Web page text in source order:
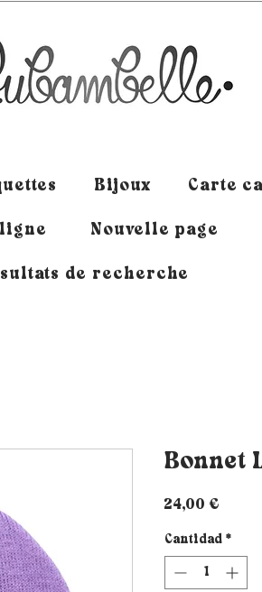
Bijoux Carte
Nouvelle page
de recherche
Bonnet
24,00 €
Cantidad *